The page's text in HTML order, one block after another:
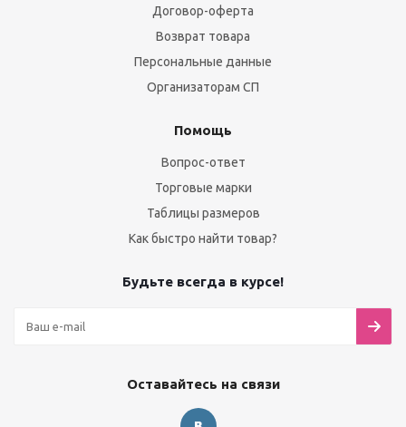
Договор-оферта
Возврат товара
Персональные данные
Организаторам СП
Помощь
Вопрос-ответ
Торговые марки
Таблицы размеров
Как быстро найти товар?
Будьте всегда в курсе!
Оставайтесь на связи